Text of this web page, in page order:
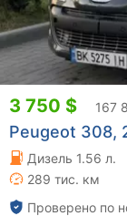
3 750 $ 167
Peugeot 308,
Дизель 1.56 л.
289 тис. км
Проверено по